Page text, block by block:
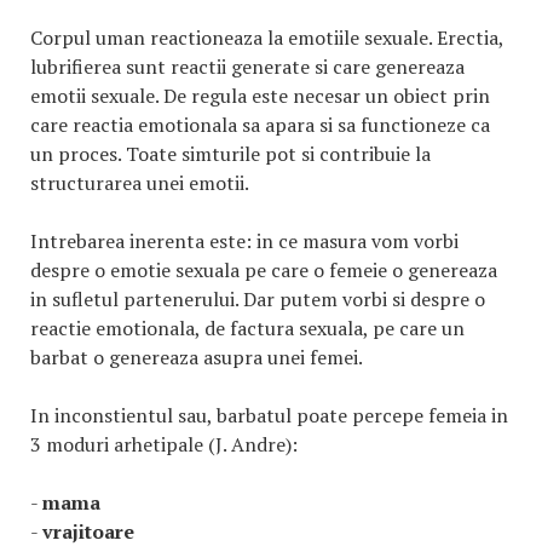
Corpul uman reactioneaza la emotiile sexuale. Erectia,
lubrifierea sunt reactii generate si care genereaza
emotii sexuale. De regula este necesar un obiect prin
care reactia emotionala sa apara si sa functioneze ca
un proces. Toate simturile pot si contribuie la
structurarea unei emotii.
Intrebarea inerenta este: in ce masura vom vorbi
despre o emotie sexuala pe care o femeie o genereaza
in sufletul partenerului. Dar putem vorbi si despre o
reactie emotionala, de factura sexuala, pe care un
barbat o genereaza asupra unei femei.
In inconstientul sau, barbatul poate percepe femeia in
3 moduri arhetipale (J. Andre):
-mama
-vrajitoare